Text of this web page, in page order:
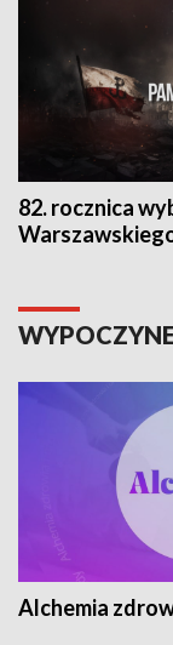
82. rocznica
Alchemia